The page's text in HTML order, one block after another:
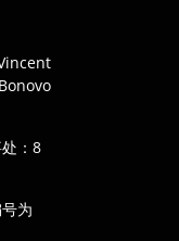
：8
为